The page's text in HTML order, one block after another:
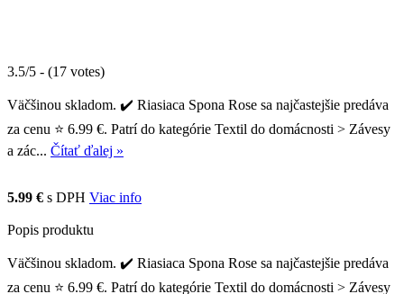
3.5/5 - (17 votes)
Väčšinou skladom. ✔️ Riasiaca Spona Rose sa najčastejšie predáva
za cenu ⭐ 6.99 €. Patrí do kategórie Textil do domácnosti > Závesy
a zác... Čítať ďalej »
5.99 € s DPH Viac info
Popis produktu
Väčšinou skladom. ✔️ Riasiaca Spona Rose sa najčastejšie predáva
za cenu ⭐ 6.99 €. Patrí do kategórie Textil do domácnosti > Závesy